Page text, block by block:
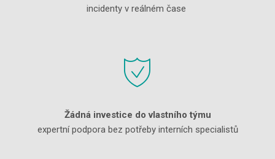
incidenty v reálném čase
Žádná investice do vlastního týmu
expertní podpora bez potřeby interních specialistů